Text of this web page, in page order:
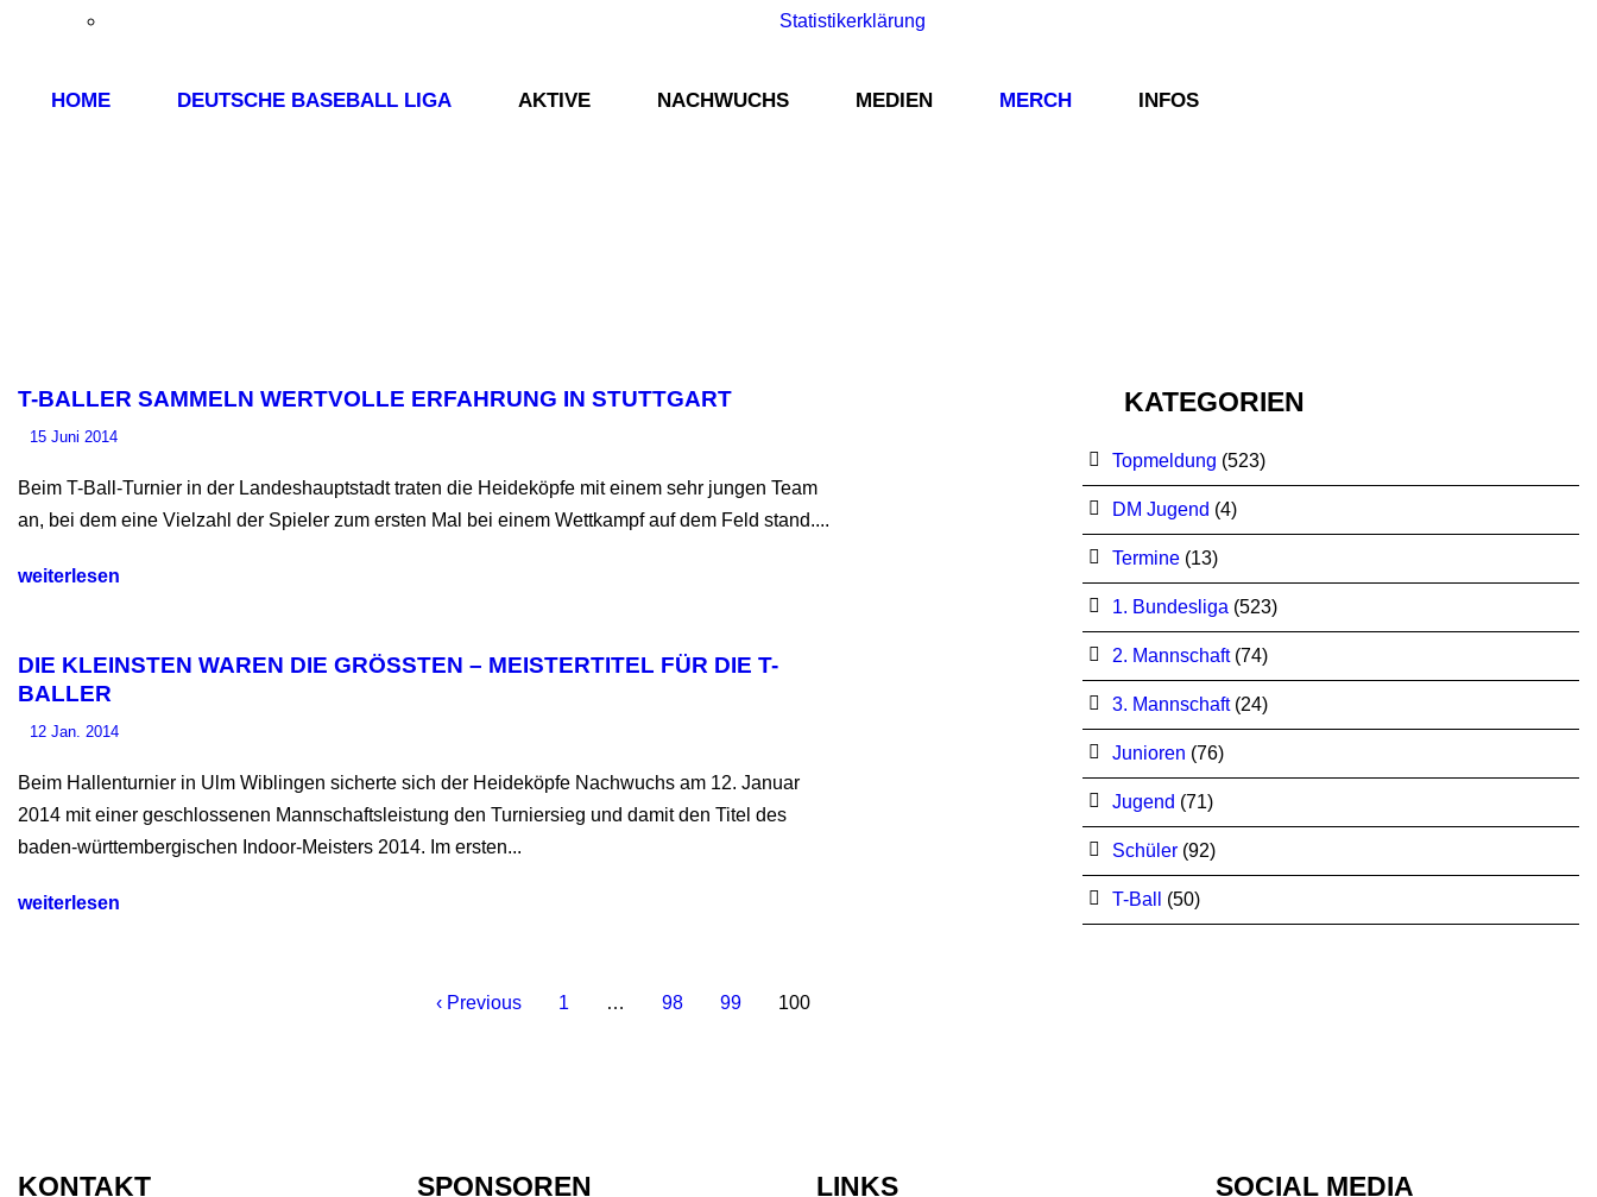
Statistikerklärung
HOME DEUTSCHE BASEBALL LIGA AKTIVE NACHWUCHS MEDIEN MERCH INFOS
T-BALLER SAMMELN WERTVOLLE ERFAHRUNG IN STUTTGART
15 Juni 2014
Beim T-Ball-Turnier in der Landeshauptstadt traten die Heideköpfe mit einem sehr jungen Team
an, bei dem eine Vielzahl der Spieler zum ersten Mal bei einem Wettkampf auf dem Feld stand....
DIE KLEINSTEN WAREN DIE GRÖSSTEN – MEISTERTITEL FÜR DIE T-B
ALLER
12 Jan. 2014
Beim Hallenturnier in Ulm Wiblingen sicherte sich der Heideköpfe Nachwuchs am 12. Januar
2014 mit einer geschlossenen Mannschaftsleistung den Turniersieg und damit den Titel des
baden-württembergischen Indoor-Meisters 2014. Im ersten...
‹ Previous 1 … 98 99 100
KATEGORIEN
Topmeldung (523)
DM Jugend (4)
Termine (13)
1. Bundesliga (523)
2. Mannschaft(74)
3. Mannschaft(24)
Junioren (76)
Jugend (71)
Schüler (92)
T-Ball (50)
KONTAKT SPONSOREN LINKS SOCIAL MEDIA